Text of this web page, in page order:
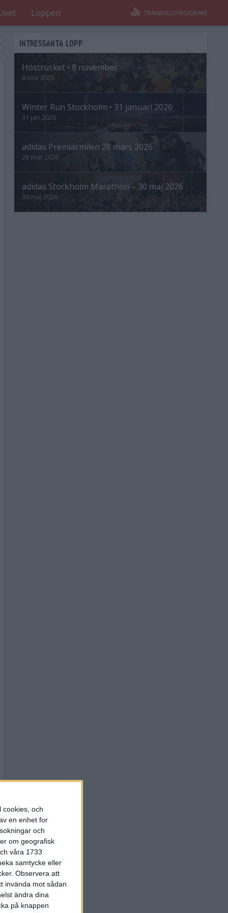
cookies, och
en enhet for
och
om geografisk
våra 1733
samtycke eller
Observera att
invända mot sådan
ändra dina
på knappen
Loppen TRÄNINGSPROGRAM
INTRESSANTA LOPP
Höstrusket • 8 november
8 nov 2025
Winter Run Stockholm • 31 januari 2026
31 jan 2026
adidas Premiärmilen 28 mars 2026
28 mar 2026
adidas Stockholm Marathon – 30 maj 2026
30 maj 2026